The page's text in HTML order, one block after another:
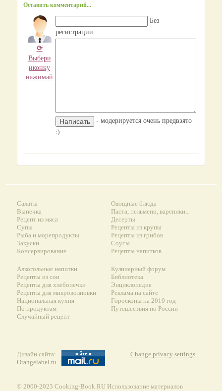
Оставить комментарий...
⟳
Выбери
иконку
нажимай
Без
регистрации
- модерируется очень предвзято
:)
Салаты
Выпечка
Рецепт из мяса
Супы
Рыба и морепродукты
Закуски
Консервирование
Овощные блюда
Паста, пельмени, вареники...
Десерты
Рецепты из крупы
Рецепты из грибов
Соусы
Рецепты напитков
Алкогольные напитки
Рецепты из сои
Рецепты для хлебопечки
Рецепты для микроволновки
Национальная кухня
По продуктам
Случайный рецепт
Кулинарный форум
Библиотека
Энциклопедия
Реклама на сайте
Гороскопы на 2010 год
Путешествия по России
Дизайн сайта:
Orangelabel.ru
Change privacy settings
© 2000-2023 Сooking-Book.RU Использование материалов